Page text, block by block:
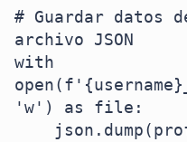
# Guardar datos
archivo JSON
with
'w') as file: